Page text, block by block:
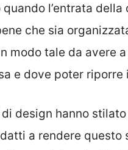
l’entrata
che sia
modo tale da avere a
e dove poter
design hanno
a rendere questo